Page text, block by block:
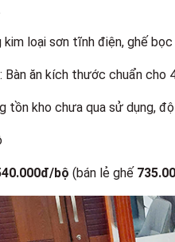
kim loại sơn tĩnh điện, ghế bọc
Bàn ăn kích thước chuẩn cho
tồn kho chưa qua sử dụng,
bộ (bán lẻ ghế